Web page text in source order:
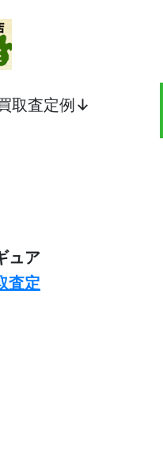
取査定例↓
ュア
査定